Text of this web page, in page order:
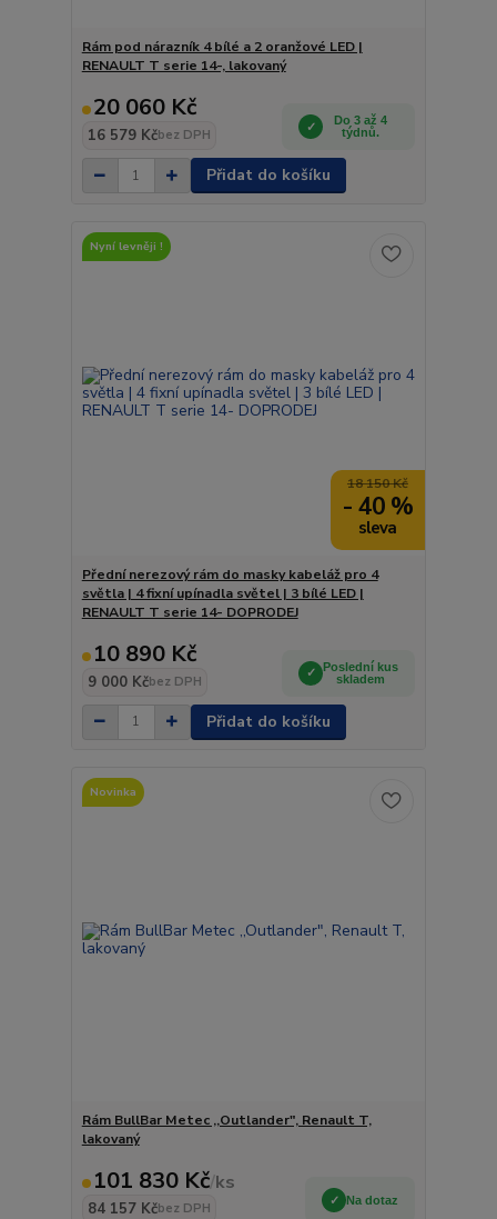
Rám pod nárazník 4 bílé a 2 oranžové LED |
RENAULT T serie 14-, lakovaný
20 060 Kč
16 579 Kčbez DPH
Do 3 až 4
týdnů.
Přidat do košíku
Nyní levněji !
18 150 Kč
- 40 %
Přední nerezový rám do masky kabeláž pro 4
světla | 4 fixní upínadla světel | 3 bílé LED |
RENAULT T serie 14- DOPRODEJ
10 890 Kč
9 000 Kčbez DPH
Poslední kus
skladem
Přidat do košíku
Novinka
Rám BullBar Metec ,,Outlander", Renault T,
lakovaný
101 830 Kč/ks
84 157 Kčbez DPH
Na dotaz